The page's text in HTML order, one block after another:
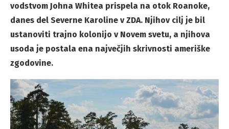
vodstvom Johna Whitea prispela na otok Roanoke,
danes del Severne Karoline v ZDA. Njihov cilj je bil
ustanoviti trajno kolonijo v Novem svetu, a njihova
usoda je postala ena največjih skrivnosti ameriške
zgodovine.